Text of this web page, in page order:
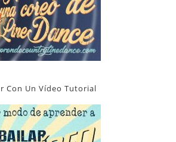
Con Un Vídeo Tutorial